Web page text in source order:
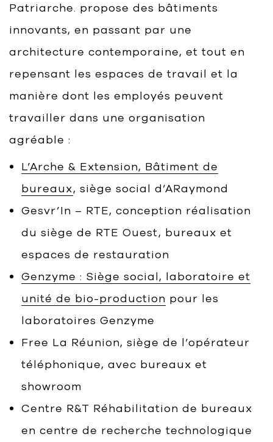
Patriarche. propose des bâtiments
innovants, en passant par une
architecture contemporaine, et tout en
repensant les espaces de travail et la
manière dont les employés peuvent
travailler dans une organisation
agréable :
L’Arche & Extension, Bâtiment de
bureaux, siège social d’ARaymond
Gesvr’In – RTE, conception réalisation
du siège de RTE Ouest, bureaux et
espaces de restauration
Genzyme : Siège social, laboratoire et
unité de bio-production pour les
laboratoires Genzyme
Free La Réunion, siège de l’opérateur
téléphonique, avec bureaux et
showroom
Centre R&T Réhabilitation de bureaux
en centre de recherche technologique